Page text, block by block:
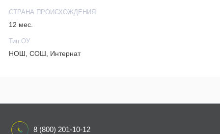
СТРАНА ПРОИСХОЖДЕНИЯ
12 мес.
Тип ОУ
НОШ, СОШ, Интернат
8 (800) 201-10-12